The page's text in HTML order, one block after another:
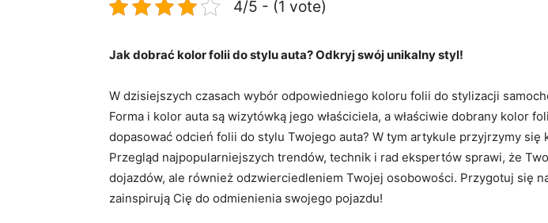
4/5 - (1 vote)
Jak dobrać kolor folii do stylu auta? Odkryj swój unikalny styl!
W dzisiejszych czasach wybór odpowiedniego koloru folii do stylizacji
Forma i kolor auta są wizytówką jego właściciela, a właściwie dobrany kolor
dopasować odcień folii do stylu Twojego auta? W tym artykule przyjrzymy
Przegląd najpopularniejszych trendów, technik i rad ekspertów sprawi, że
dojazdów, ale również odzwierciedleniem Twojej osobowości. Przygotuj się
zainspirują Cię do odmienienia swojego pojazdu!